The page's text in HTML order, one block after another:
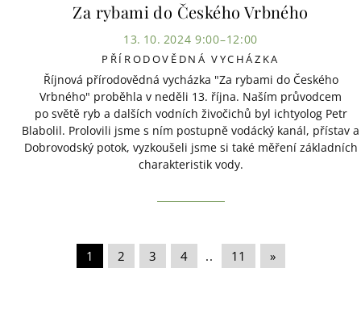
Za rybami do Českého Vrbného
13. 10. 2024 9:00–12:00
PŘÍRODOVĚDNÁ VYCHÁZKA
Říjnová přírodovědná vycházka "Za rybami do Českého
Vrbného" proběhla v neděli 13. října. Naším průvodcem
po světě ryb a dalších vodních živočichů byl ichtyolog Petr
Blabolil. Prolovili jsme s ním postupně vodácký kanál, přístav a
Dobrovodský potok, vyzkoušeli jsme si také měření základních
charakteristik vody.
1 2 3 4 .. 11 »